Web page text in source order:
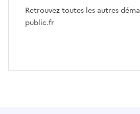
Retrouvez toutes les autres
public.fr